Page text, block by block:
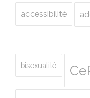
accessibilité
bisexualité